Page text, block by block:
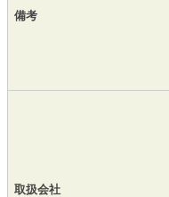
備考
取扱会社